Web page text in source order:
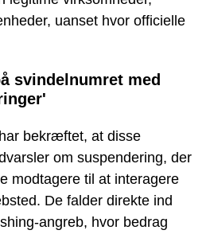
uanset hvor officielle
svindelnumret med
bekræftet, at disse
om suspendering, der
modtagere til at interagere
De falder direkte ind
angreb, hvor bedrag